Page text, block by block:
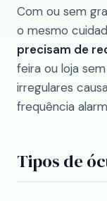
Com ou sem
o mesmo
precisam de
feira ou loja
irregulares
frequência
Tipos de